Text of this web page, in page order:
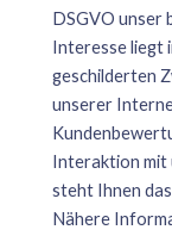
DSGVO unser
Interesse liegt
geschilderten
unserer
Interaktion mit
steht Ihnen
Nähere